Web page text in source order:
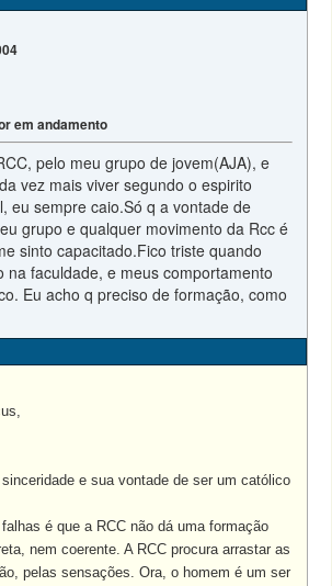
em andamento
pelo meu grupo de jovem(AJA), e
vez mais viver segundo o espirito
eu sempre caio.Só q a vontade de
grupo e qualquer movimento da Rcc é
sinto capacitado.Fico triste quando
na faculdade, e meus comportamento
Eu acho q preciso de formação, como
e sua vontade de ser um católico
é que a RCC não dá uma formação
nem coerente. A RCC procura arrastar as
pelas sensações. Ora, o homem é um ser